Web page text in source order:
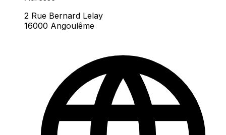
2 Rue Bernard Lelay
16000 Angoulême